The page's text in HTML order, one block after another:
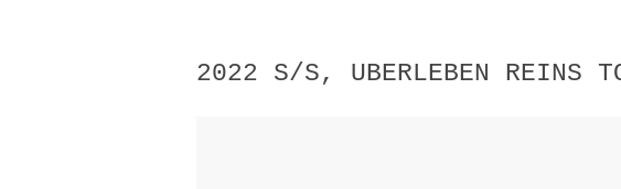
2022 S/S, UBERLEBEN REINS